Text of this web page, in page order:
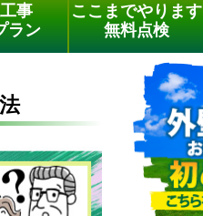
事
ラン
ここまでやります
無料点検